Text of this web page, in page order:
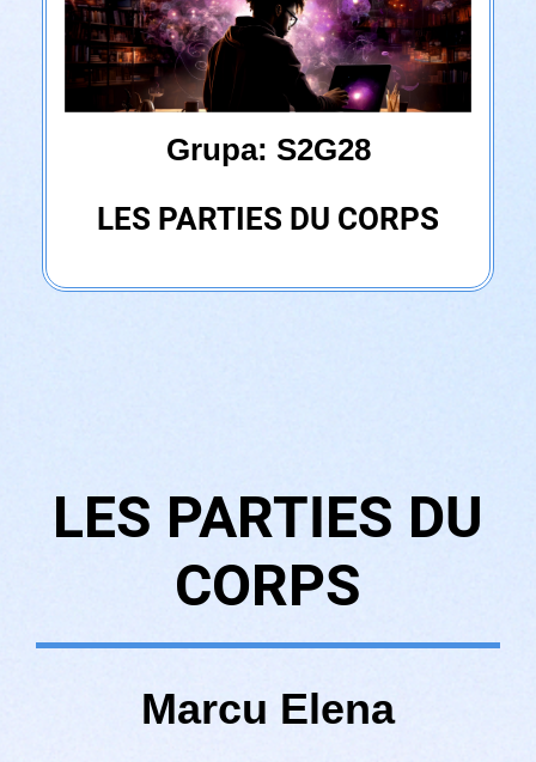
Grupa: S2G28
LES PARTIES DU CORPS
LES PARTIES DU
CORPS
Marcu Elena